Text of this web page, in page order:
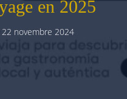
en 2025
22 novembre 2024